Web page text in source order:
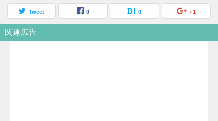
Tweet 0 0 +1
関連広告